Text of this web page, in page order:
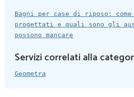
Bagni per case di riposo: come
progettati e quali sono gli
possono mancare
Servizi correlati alla
Geometra